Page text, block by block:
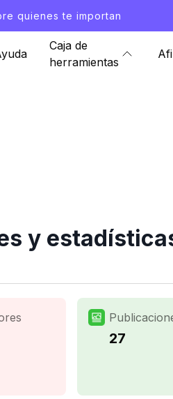
quienes te importan
Caja de
herramientas
y
27